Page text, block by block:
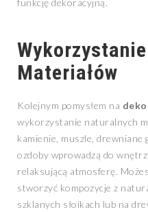
funkcję dekoracyjną.
Materiałów
Kolejnym pomysłem na
wykorzystanie naturalnych
kamienie, muszle, drewniane
ozdoby wprowadzą do
relaksującą atmosferę.
stworzyć kompozycje z
szklanych słoikach lub na